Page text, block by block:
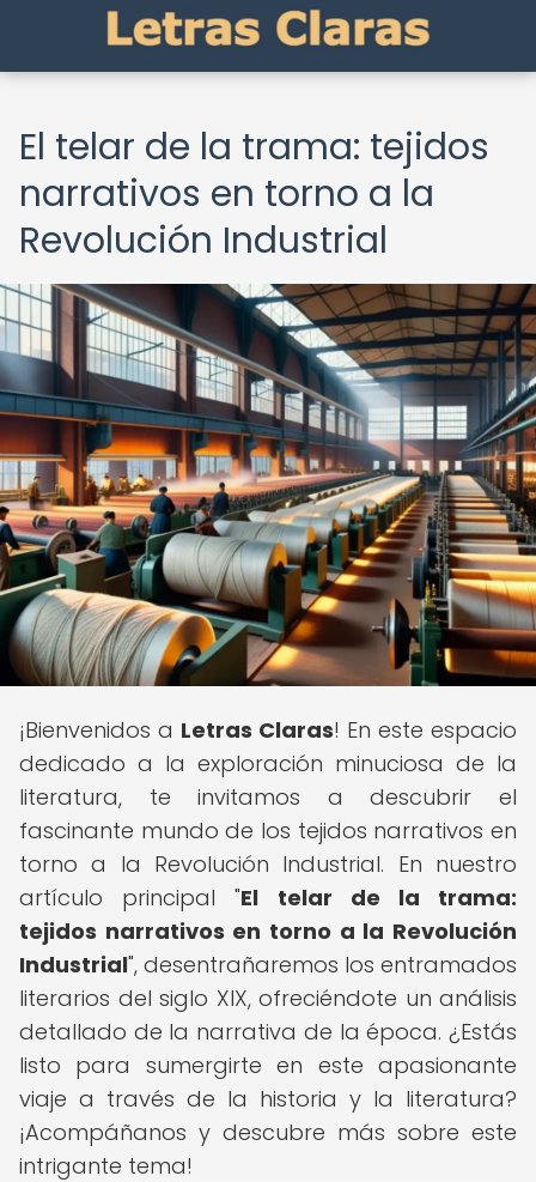
El telar de la trama: tejidos
narrativos en torno a la
Revolución Industrial
¡Bienvenidos a Letras Claras! En este espacio
dedicado a la exploración minuciosa de la
literatura, te invitamos a descubrir el
fascinante mundo de los tejidos narrativos en
torno a la Revolución Industrial. En nuestro
artículo principal "El telar de la trama:
tejidos narrativos en torno a la Revolución
Industrial", desentrañaremos los entramados
literarios del siglo XIX, ofreciéndote un análisis
detallado de la narrativa de la época. ¿Estás
listo para sumergirte en este apasionante
viaje a través de la historia y la literatura?
¡Acompáñanos y descubre más sobre este
intrigante tema!